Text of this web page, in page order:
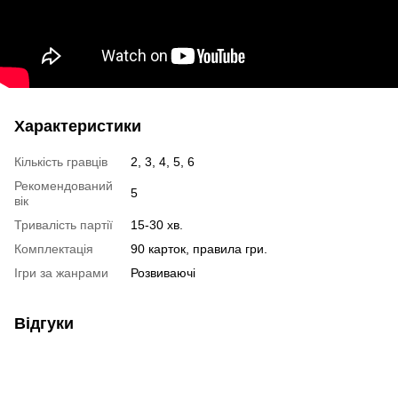
Характеристики
Кількість гравців
2, 3, 4, 5, 6
Рекомендований
вік
5
Тривалість партії
15-30 хв.
Комплектація
90 карток, правила гри.
Ігри за жанрами
Розвиваючі
Відгуки